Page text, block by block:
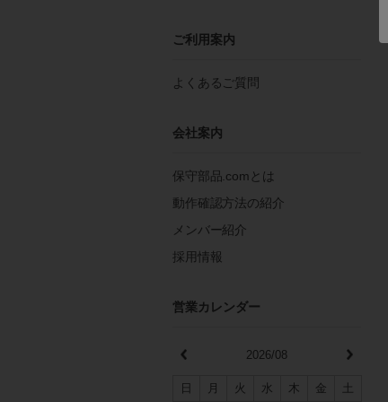
ご利用案内
よくあるご質問
会社案内
保守部品.comとは
動作確認方法の紹介
メンバー紹介
採用情報
営業カレンダー
2026/08
日 月 火 水 木 金